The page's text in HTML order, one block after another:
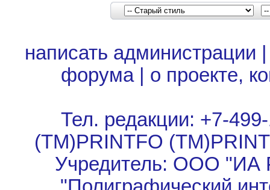
написать администрации
форума| о проекте,
Тел. редакции: +7-
(TM)PRINTFO
Учредитель: ООО "ИА